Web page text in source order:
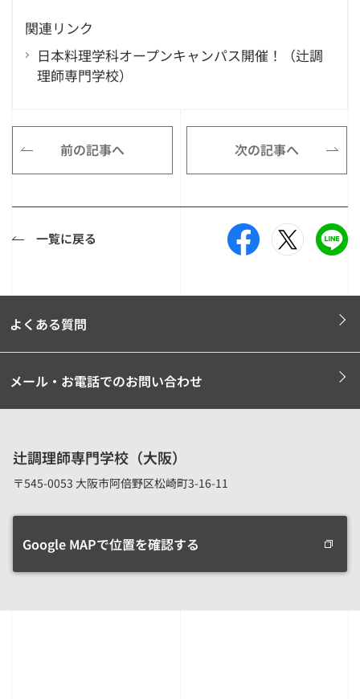
関連リンク
日本料理学科オープンキャンパス開催！（辻調
理師専門学校）
前の記事へ 次の記事へ
一覧に戻る
よくある質問
メール・お電話でのお問い合わせ
辻調理師専門学校（大阪）
〒545-0053 大阪市阿倍野区松崎町3-16-11
Google MAPで位置を確認する